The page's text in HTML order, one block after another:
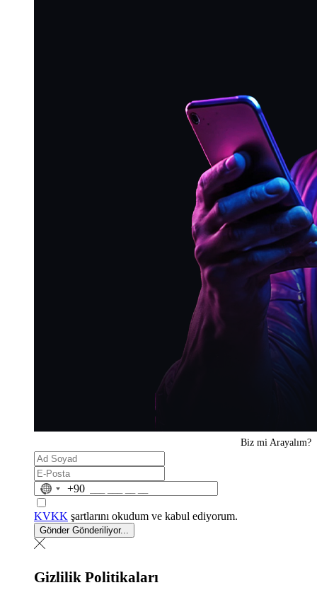
Biz mi Arayalım?
No
selected
+90
KVKK şartlarını okudum ve kabul ediyorum.
Gönder Gönderiliyor...
Gizlilik Politikaları